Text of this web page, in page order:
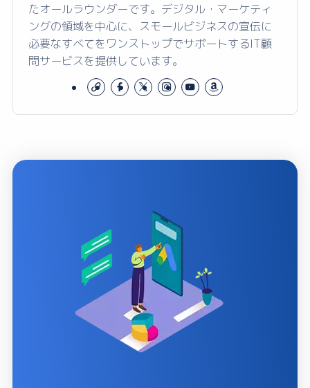
たオールラウンダーです。デジタル・マーケティ
ングの領域を中心に、スモールビジネスの宣伝に
必要なすべてをワンストップでサポートするIT顧
問サービスを提供しています。